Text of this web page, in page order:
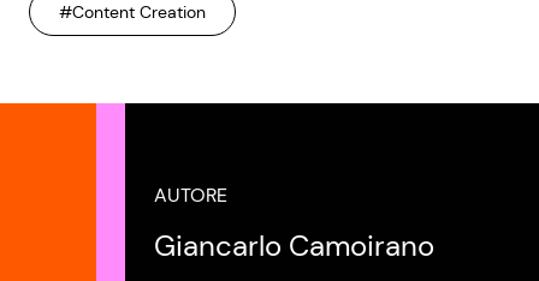
#Content Creation
AUTORE
Giancarlo Camoirano